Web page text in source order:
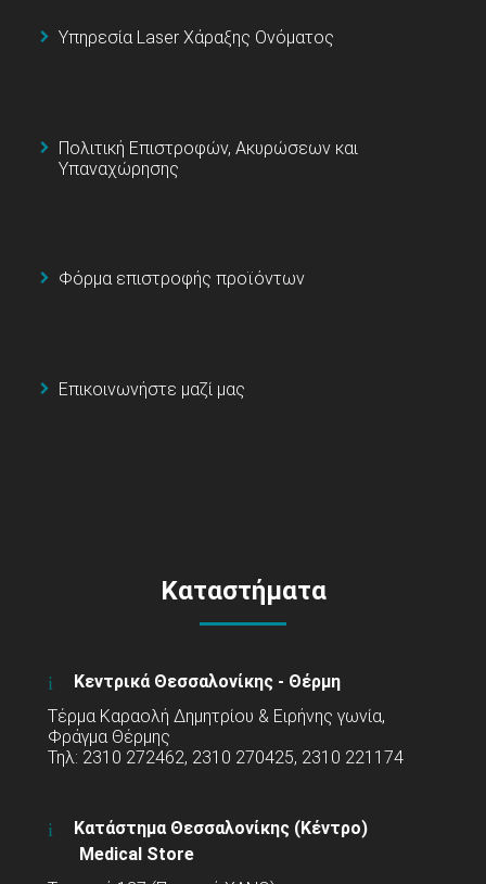
Υπηρεσία Laser Χάραξης Ονόματος
Πολιτική Επιστροφών, Ακυρώσεων και
Υπαναχώρησης
Φόρμα επιστροφής προϊόντων
Επικοινωνήστε μαζί μας
Καταστήματα
Κεντρικά Θεσσαλονίκης - Θέρμη
Τέρμα Καραολή Δημητρίου & Ειρήνης γωνία,
Φράγμα Θέρμης
Τηλ: 2310 272462, 2310 270425, 2310 221174
Κατάστημα Θεσσαλονίκης (Κέντρο)
Medical Store